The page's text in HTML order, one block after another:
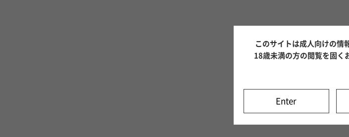
このサイトは成人向けの情
18歳未満の方の閲覧を固く
Enter